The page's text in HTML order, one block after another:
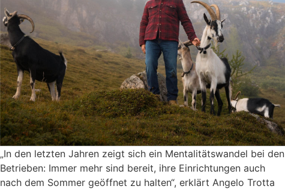
„In den letzten Jahren zeigt sich ein Mentalitätswandel bei den
Betrieben: Immer mehr sind bereit, ihre Einrichtungen auch
nach dem Sommer geöffnet zu halten“, erklärt Angelo Trotta